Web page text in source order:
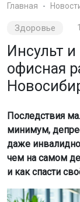
Главная
Здоровье
Инсульт
офисная
Последствия
минимум,
даже
чем на самом
и как спасти